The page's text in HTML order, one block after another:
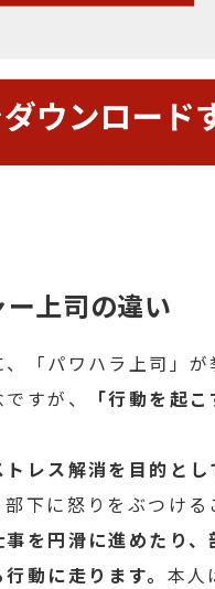
上司の違い
「パワハラ上司」
すが、
「行動を起
レス解消を目的とし
下に怒りをぶつける
を円滑に進めたり
動に走ります。 本人